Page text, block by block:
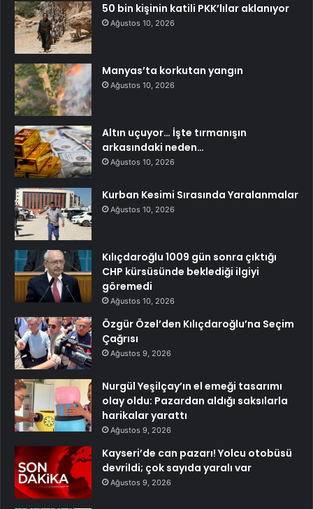
50 bin kişinin katili PKK’lılar aklanıyor
Ağustos 10, 2026
Manyas’ta korkutan yangın
Ağustos 10, 2026
Altın uçuyor… İşte tırmanışın
arkasındaki neden…
Ağustos 10, 2026
Kurban Kesimi Sırasında Yaralanmalar
Ağustos 10, 2026
Kılıçdaroğlu 1009 gün sonra çıktığı
CHP kürsüsünde beklediği ilgiyi
göremedi
Ağustos 10, 2026
Özgür Özel’den Kılıçdaroğlu’na Seçim
Çağrısı
Ağustos 9, 2026
Nurgül Yeşilçay’ın el emeği tasarımı
olay oldu: Pazardan aldığı saksılarla
harikalar yarattı
Ağustos 9, 2026
Kayseri’de can pazarı! Yolcu otobüsü
devrildi; çok sayıda yaralı var
Ağustos 9, 2026